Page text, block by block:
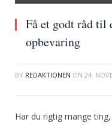
Få et godt råd til
opbevaring
BY REDAKTIONEN ON 24.
Har du rigtig mange